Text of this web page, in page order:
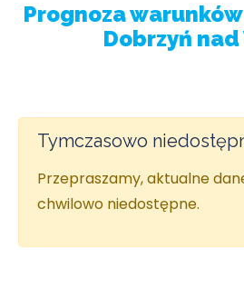
Prognoza
Dobrzyń nad
Tymczasowo
Przepraszamy, aktualne
chwilowo niedostępne.